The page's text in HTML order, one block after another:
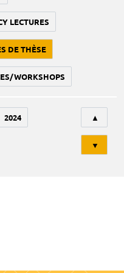
LECTURES
DE THÈSE
WORKSHOPS
2024 ▲
▼